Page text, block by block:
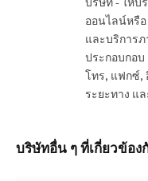
ออนไลน์หรื
และบริการ
ประกอบกอบ
โทร, แฟกซ์,
ระยะทาง แ
บริษัทอื่น ๆ ที่เกี่ยวข้อง